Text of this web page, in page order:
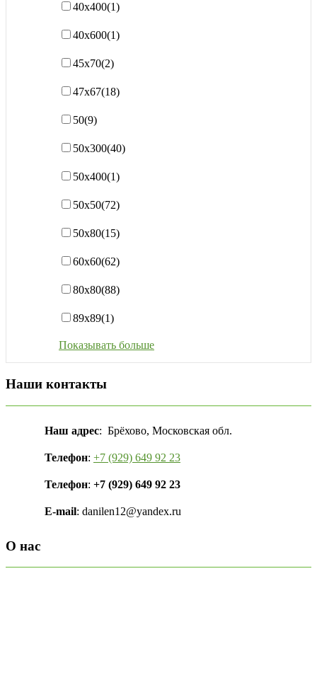
40х400(1)
40х600(1)
45х70(2)
47х67(18)
50(9)
50х300(40)
50х400(1)
50х50(72)
50х80(15)
60х60(62)
80х80(88)
89x89(1)
Показывать больше
Наши контакты
Наш адрес: Брёхово, Московская обл.
Телефон: +7 (929) 649 92 23
Телефон: +7 (929) 649 92 23
E-mail: danilen12@yandex.ru
О нас